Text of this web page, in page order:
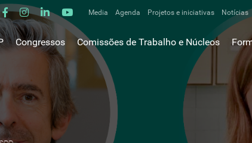
Media
Comunicados de imprensa
Clipping
Agenda Projetos e iniciativas Notícias
do Presidente
Congressos Comissões de Trabalho e Núcleos
Comissões de trabalho
Alergologia Respiratória
Cirurgia Torácica
Doente Crítico Respiratório
E-